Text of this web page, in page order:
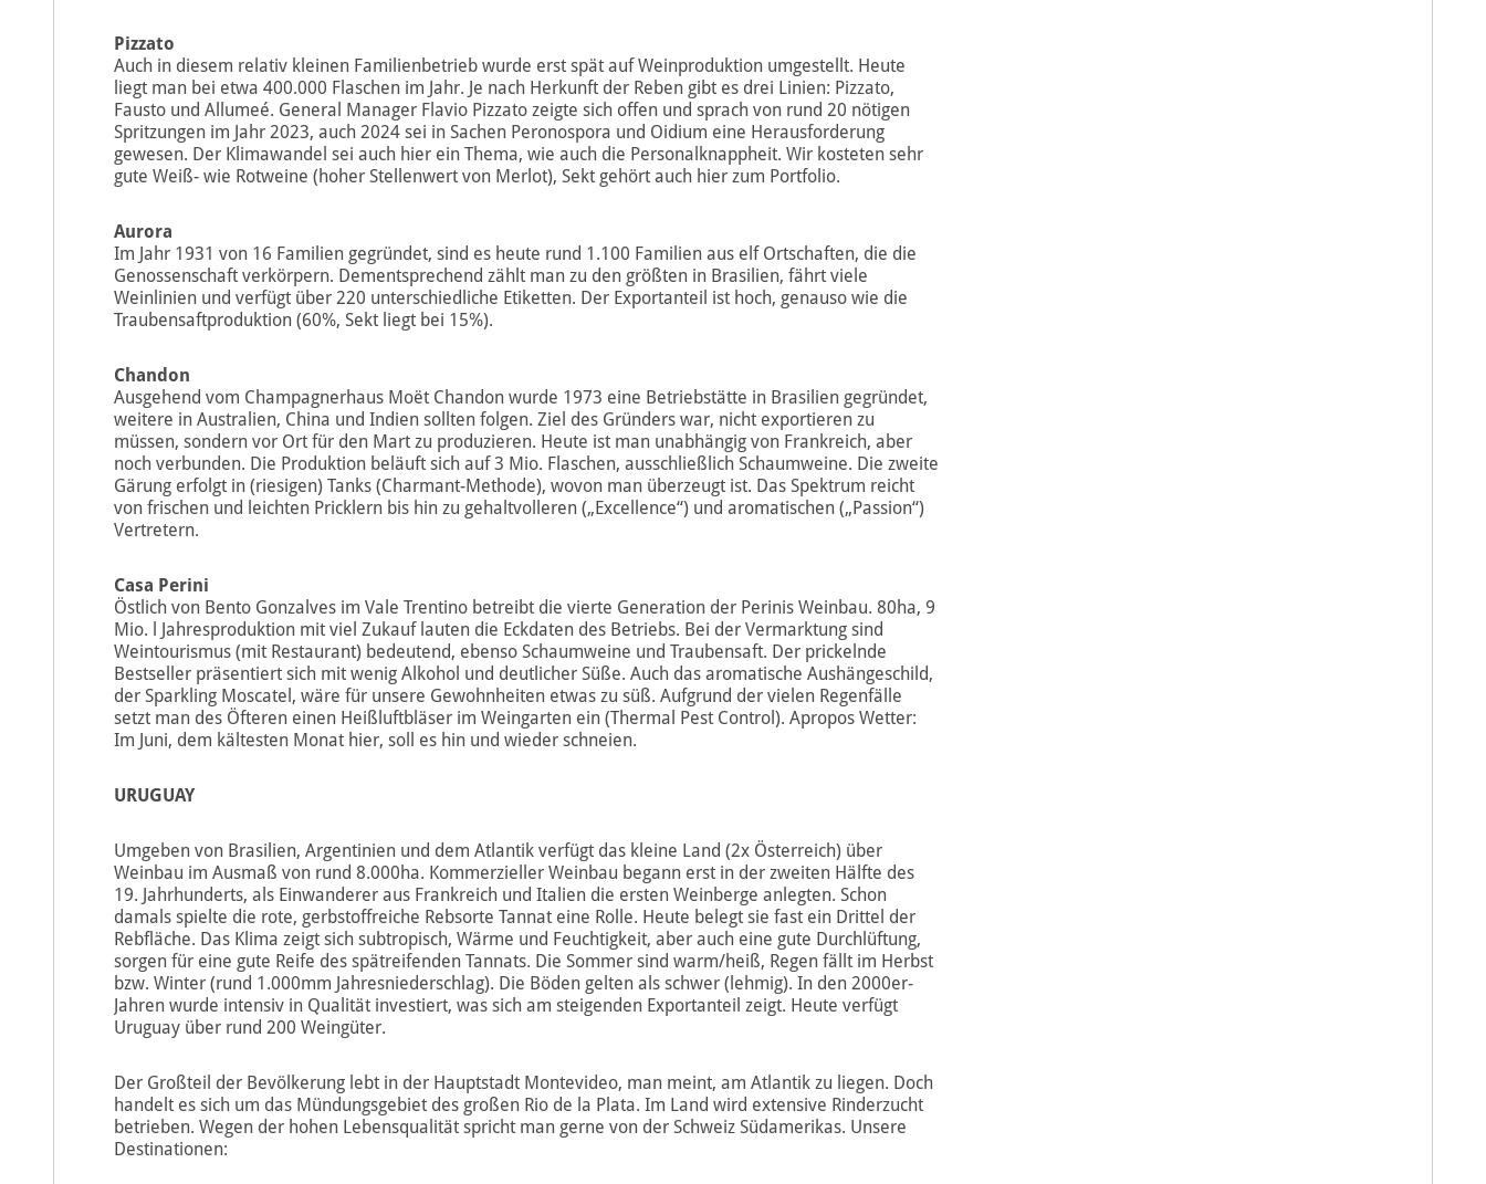
Pizzato
Auch in diesem relativ kleinen Familienbetrieb wurde erst spät auf Weinproduktion umgestellt. Heute
liegt man bei etwa 400.000 Flaschen im Jahr. Je nach Herkunft der Reben gibt es drei Linien: Pizzato,
Fausto und Allumeé. General Manager Flavio Pizzato zeigte sich offen und sprach von rund 20 nötigen
Spritzungen im Jahr 2023, auch 2024 sei in Sachen Peronospora und Oidium eine Herausforderung
gewesen. Der Klimawandel sei auch hier ein Thema, wie auch die Personalknappheit. Wir kosteten sehr
gute Weiß- wie Rotweine (hoher Stellenwert von Merlot), Sekt gehört auch hier zum Portfolio.
Aurora
Im Jahr 1931 von 16 Familien gegründet, sind es heute rund 1.100 Familien aus elf Ortschaften, die die
Genossenschaft verkörpern. Dementsprechend zählt man zu den größten in Brasilien, fährt viele
Weinlinien und verfügt über 220 unterschiedliche Etiketten. Der Exportanteil ist hoch, genauso wie die
Traubensaftproduktion (60%, Sekt liegt bei 15%).
Chandon
Ausgehend vom Champagnerhaus Moët Chandon wurde 1973 eine Betriebstätte in Brasilien gegründet,
weitere in Australien, China und Indien sollten folgen. Ziel des Gründers war, nicht exportieren zu
müssen, sondern vor Ort für den Mart zu produzieren. Heute ist man unabhängig von Frankreich, aber
noch verbunden. Die Produktion beläuft sich auf 3 Mio. Flaschen, ausschließlich Schaumweine. Die zweite
Gärung erfolgt in (riesigen) Tanks (Charmant-Methode), wovon man überzeugt ist. Das Spektrum reicht
von frischen und leichten Pricklern bis hin zu gehaltvolleren („Excellence“) und aromatischen („Passion“)
Vertretern.
Casa Perini
Östlich von Bento Gonzalves im Vale Trentino betreibt die vierte Generation der Perinis Weinbau. 80ha, 9
Mio. l Jahresproduktion mit viel Zukauf lauten die Eckdaten des Betriebs. Bei der Vermarktung sind
Weintourismus (mit Restaurant) bedeutend, ebenso Schaumweine und Traubensaft. Der prickelnde
Bestseller präsentiert sich mit wenig Alkohol und deutlicher Süße. Auch das aromatische Aushängeschild,
der Sparkling Moscatel, wäre für unsere Gewohnheiten etwas zu süß. Aufgrund der vielen Regenfälle
setzt man des Öfteren einen Heißluftbläser im Weingarten ein (Thermal Pest Control). Apropos Wetter:
Im Juni, dem kältesten Monat hier, soll es hin und wieder schneien.
URUGUAY
Umgeben von Brasilien, Argentinien und dem Atlantik verfügt das kleine Land (2x Österreich) über
Weinbau im Ausmaß von rund 8.000ha. Kommerzieller Weinbau begann erst in der zweiten Hälfte des
19. Jahrhunderts, als Einwanderer aus Frankreich und Italien die ersten Weinberge anlegten. Schon
damals spielte die rote, gerbstoffreiche Rebsorte Tannat eine Rolle. Heute belegt sie fast ein Drittel der
Rebfläche. Das Klima zeigt sich subtropisch, Wärme und Feuchtigkeit, aber auch eine gute Durchlüftung,
sorgen für eine gute Reife des spätreifenden Tannats. Die Sommer sind warm/heiß, Regen fällt im Herbst
bzw. Winter (rund 1.000mm Jahresniederschlag). Die Böden gelten als schwer (lehmig). In den 2000er-
Jahren wurde intensiv in Qualität investiert, was sich am steigenden Exportanteil zeigt. Heute verfügt
Uruguay über rund 200 Weingüter.
Der Großteil der Bevölkerung lebt in der Hauptstadt Montevideo, man meint, am Atlantik zu liegen. Doch
handelt es sich um das Mündungsgebiet des großen Rio de la Plata. Im Land wird extensive Rinderzucht
betrieben. Wegen der hohen Lebensqualität spricht man gerne von der Schweiz Südamerikas. Unsere
Destinationen: